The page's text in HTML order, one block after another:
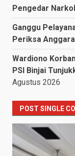
Pengedar
Ganggu
Periksa
Wardiono
PSI Binjai
Agustus 2026
POST SINGLE